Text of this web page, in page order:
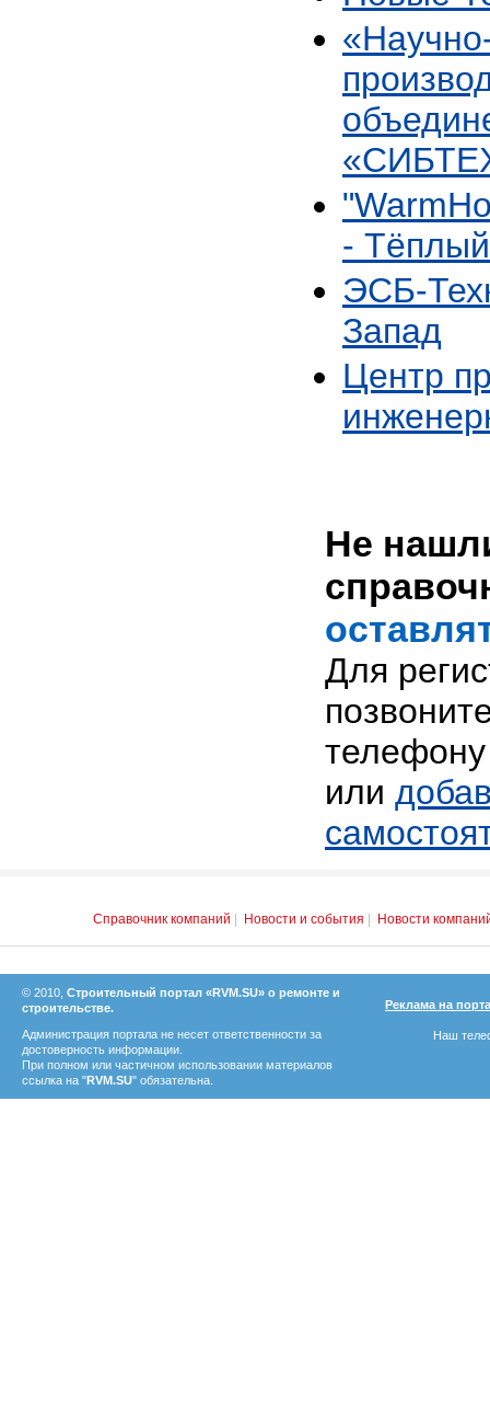
-
ЭСБ-
Запад
Центр
Не
Для
или
Справочник компаний Новости и события Новости
© 2010, Строительный портал «RVM.SU» о ремонте и
строительстве.
Администрация портала не несет ответственности за
достоверность информации.
При полном или частичном использовании материалов
ссылка на "RVM.SU" обязательна.
Реклама на
Наш